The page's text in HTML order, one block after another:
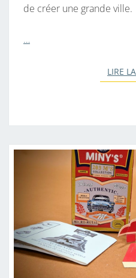
de créer une grande ville.
…
LIRE